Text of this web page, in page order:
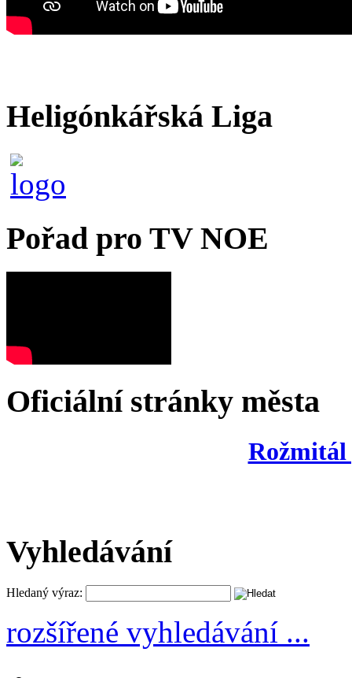
Heligónkářská Liga
Pořad pro TV NOE
Oficiální stránky města
Rožmitál
Vyhledávání
Hledaný výraz:
rozšířené vyhledávání ...